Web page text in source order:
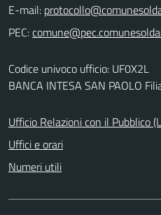
E-mail:
PEC:
Codice univoco ufficio: UF0X2L
BANCA INTESA SAN PAOLO
Ufficio Relazioni con il Pubblico
Uffici e orari
Numeri utili